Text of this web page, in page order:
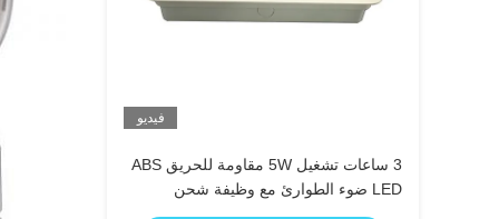
فيديو
3 ساعات تشغيل 5W مقاومة للحريق ABS
LED ضوء الطوارئ مع وظيفة شحن
الطوارئ